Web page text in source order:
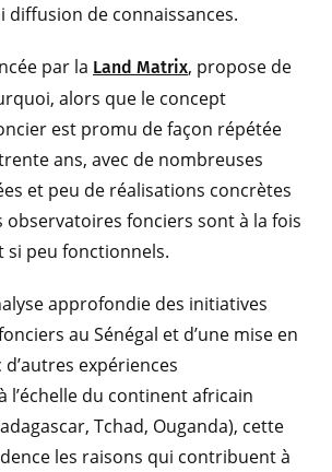
diffusion de connaissances.
par la Land Matrix, propose de
alors que le concept
est promu de façon répétée
ans, avec de nombreuses
et peu de réalisations concrètes
observatoires fonciers sont à la fois
si peu fonctionnels.
approfondie des initiatives
au Sénégal et d’une mise en
expériences
l’échelle du continent africain
Tchad, Ouganda), cette
les raisons qui contribuent à